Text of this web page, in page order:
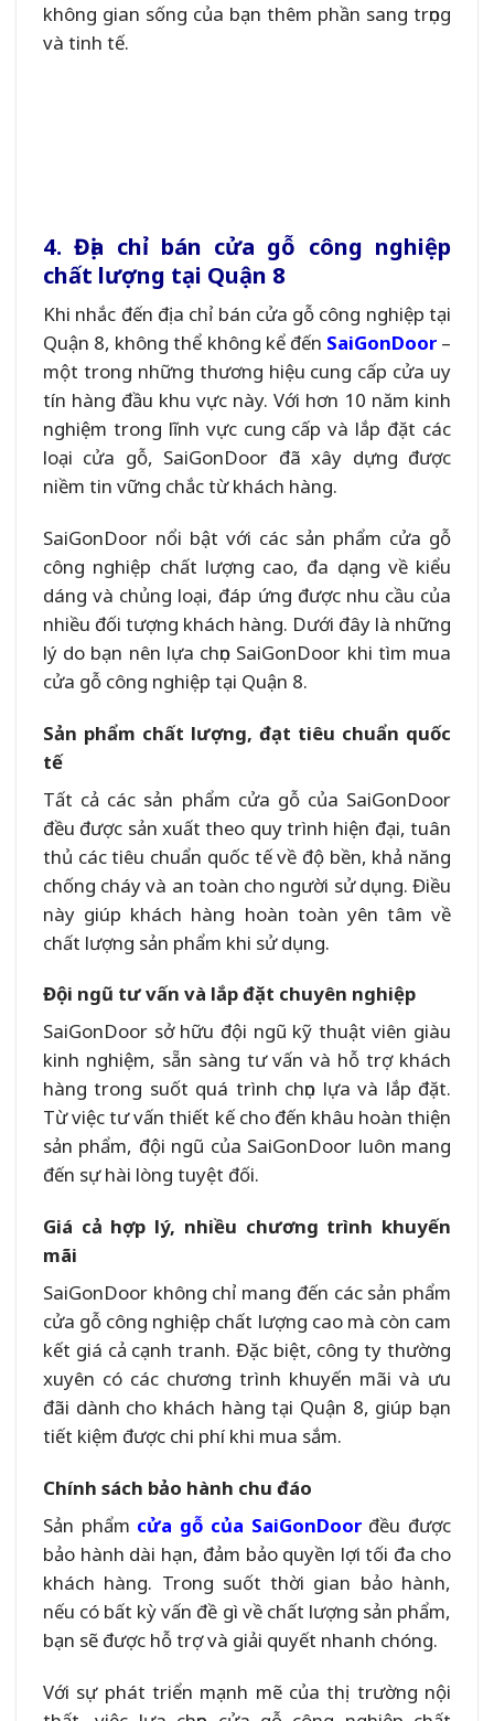
không gian sống của bạn thêm phần sang trọng
và tinh tế.
4. Địa chỉ bán cửa gỗ công nghiệp
chất lượng tại Quận 8
Khi nhắc đến địa chỉ bán cửa gỗ công nghiệp tại
Quận 8, không thể không kể đến SaiGonDoor–
một trong những thương hiệu cung cấp cửa uy
tín hàng đầu khu vực này. Với hơn 10 năm kinh
nghiệm trong lĩnh vực cung cấp và lắp đặt các
loại cửa gỗ, SaiGonDoor đã xây dựng được
niềm tin vững chắc từ khách hàng.
SaiGonDoor nổi bật với các sản phẩm cửa gỗ
công nghiệp chất lượng cao, đa dạng về kiểu
dáng và chủng loại, đáp ứng được nhu cầu của
nhiều đối tượng khách hàng. Dưới đây là những
lý do bạn nên lựa chọn SaiGonDoor khi tìm mua
cửa gỗ công nghiệp tại Quận 8.
Sản phẩm chất lượng, đạt tiêu chuẩn quốc
tế
Tất cả các sản phẩm cửa gỗ của SaiGonDoor
đều được sản xuất theo quy trình hiện đại, tuân
thủ các tiêu chuẩn quốc tế về độ bền, khả năng
chống cháy và an toàn cho người sử dụng. Điều
này giúp khách hàng hoàn toàn yên tâm về
chất lượng sản phẩm khi sử dụng.
Đội ngũ tư vấn và lắp đặt chuyên nghiệp
SaiGonDoor sở hữu đội ngũ kỹ thuật viên giàu
kinh nghiệm, sẵn sàng tư vấn và hỗ trợ khách
hàng trong suốt quá trình chọn lựa và lắp đặt.
Từ việc tư vấn thiết kế cho đến khâu hoàn thiện
sản phẩm, đội ngũ của SaiGonDoor luôn mang
đến sự hài lòng tuyệt đối.
Giá cả hợp lý, nhiều chương trình khuyến
mãi
SaiGonDoor không chỉ mang đến các sản phẩm
cửa gỗ công nghiệp chất lượng cao mà còn cam
kết giá cả cạnh tranh. Đặc biệt, công ty thường
xuyên có các chương trình khuyến mãi và ưu
đãi dành cho khách hàng tại Quận 8, giúp bạn
tiết kiệm được chi phí khi mua sắm.
Chính sách bảo hành chu đáo
Sản phẩm cửa gỗ của SaiGonDoorđều được
bảo hành dài hạn, đảm bảo quyền lợi tối đa cho
khách hàng. Trong suốt thời gian bảo hành,
nếu có bất kỳ vấn đề gì về chất lượng sản phẩm,
bạn sẽ được hỗ trợ và giải quyết nhanh chóng.
Với sự phát triển mạnh mẽ của thị trường nội